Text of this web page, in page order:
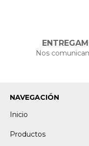
Nos
NAVEGACIÓN
Inicio
Productos